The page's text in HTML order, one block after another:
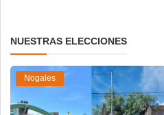
NUESTRAS ELECCIONES
Nogales